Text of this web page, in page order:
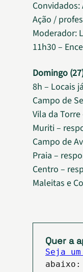
Convidados:
Ação /
Moderador:
11h30 –
Domingo
8h – Locais
Campo de
Vila da
Muriti –
Campo de
Praia –
Centro –
Maleitas e
Quer a
Seja
abaixo: